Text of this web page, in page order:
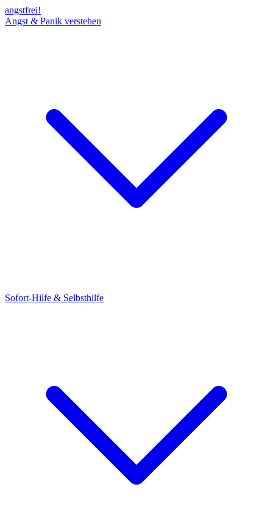
angstfrei!
Angst & Panik verstehen
Sofort-Hilfe & Selbsthilfe